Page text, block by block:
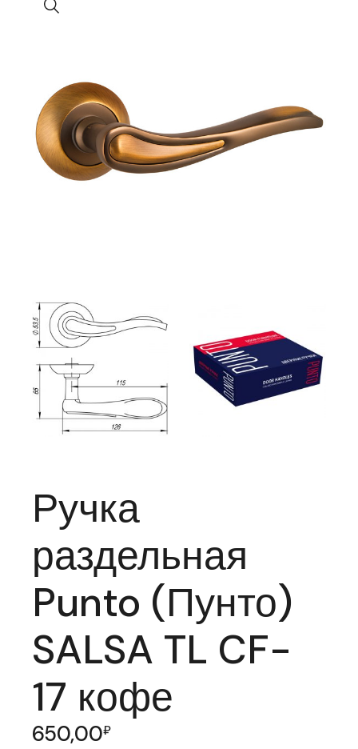
Ручка
раздельная
Punto (Пунто)
SALSA TL CF-
17 кофе
650,00₽